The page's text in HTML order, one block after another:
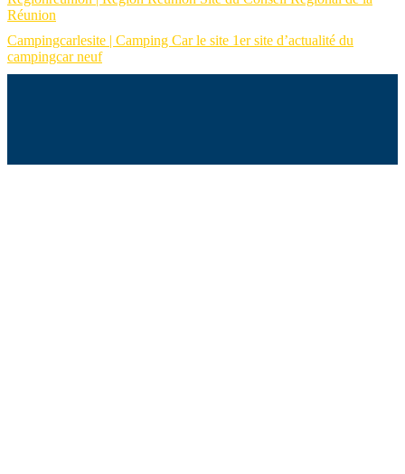
Réunion
Campingcarlesite | Camping Car le site 1er site d’actualité du
campingcar neuf